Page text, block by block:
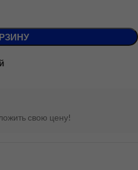
свою цену!